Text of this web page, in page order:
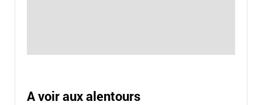
A voir aux alentours